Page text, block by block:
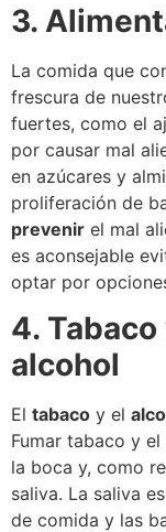
3.
La comida que
frescura de
fuertes, como el
por causar mal
en azúcares y
proliferación de
prevenir el mal
es aconsejable
optar por
4.
alcohol
El tabaco y el
Fumar tabaco y
la boca y, como
saliva. La saliva
de comida y las